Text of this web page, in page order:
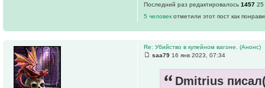
Последний раз редактировалось 1457 25
5 человек отметили этот пост как
Re: Убийство в купейном вагоне. (Анонс)
saa79 16 янв 2023, 07:34
Dmitrius